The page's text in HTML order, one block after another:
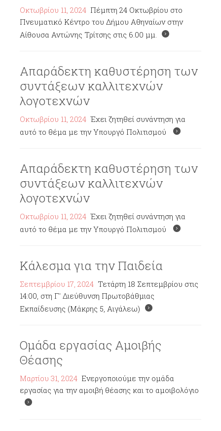
Οκτωβρίου 11, 2024 Πέμπτη 24 Οκτωβρίου στο
Πνευματικό Κέντρο του Δήμου Αθηναίων στην
Αίθουσα Αντώνης Τρίτσης στις 6.00 μμ.
Απαράδεκτη καθυστέρηση των
συντάξεων καλλιτεχνών
λογοτεχνών
Οκτωβρίου 11, 2024 Έχει ζητηθεί συνάντηση για
αυτό το θέμα με την Υπουργό Πολιτισμού
Απαράδεκτη καθυστέρηση των
συντάξεων καλλιτεχνών
λογοτεχνών
Οκτωβρίου 11, 2024 Έχει ζητηθεί συνάντηση για
αυτό το θέμα με την Υπουργό Πολιτισμού
Κάλεσμα για την Παιδεία
Σεπτεμβρίου 17, 2024 Τετάρτη 18 Σεπτεμβρίου στις
14:00, στη Γ' Διεύθυνση Πρωτοβάθμιας
Εκπαίδευσης (Μάκρης 5, Αιγάλεω)
Ομάδα εργασίας Αμοιβής
Θέασης
Μαρτίου 31, 2024 Ενεργοποιούμε την ομάδα
εργασίας για την αμοιβή θέασης και το αμοιβολόγιο